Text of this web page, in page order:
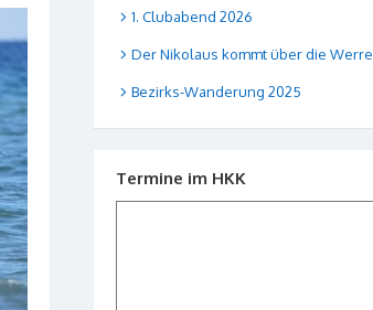
1. Clubabend 2026
Der Nikolaus kommt über die Werre
Bezirks-Wanderung 2025
Termine im HKK